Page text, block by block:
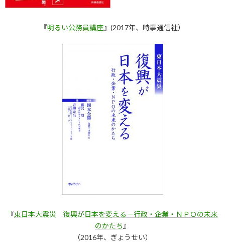
『明るい公務員講座』(2017年、時事通信社）
『東日本大震災 復興が日本を変える－行政・企業・ＮＰＯの未来
のかたち 』
（2016年、ぎょうせい）